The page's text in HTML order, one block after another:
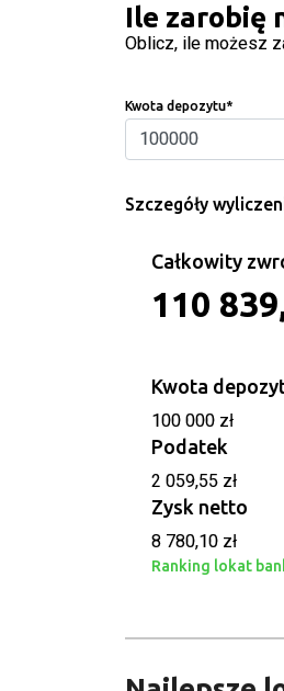
Ile zarobię
Oblicz, ile możesz
Kwota depozytu*
Szczegóły
Całkowity
110
Kwota
100 000 zł
Podatek
2 059,55 zł
Zysk netto
8 780,10 zł
Ranking lokat